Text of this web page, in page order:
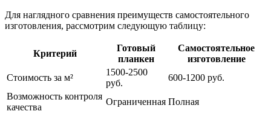
Для наглядного сравнения преимуществ самостоятельного
изготовления, рассмотрим следующую таблицу:
Критерий
Готовый
планкен
Самостоятельное
изготовление
Стоимость за м²
1500-2500
руб.
600-1200 руб.
Возможность контроля
качества
Ограниченная Полная